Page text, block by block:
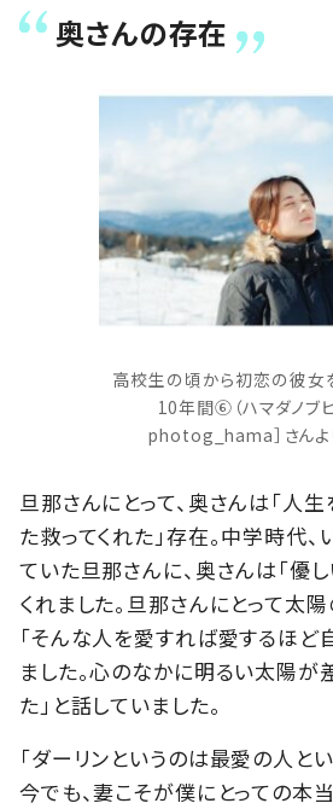
奥さんの存在
高校生の頃から初恋の彼女
10年間⑥（ハマダノブ
photog_hama］さんよ
旦那さんにとって、奥さんは「人生
た救ってくれた」存在。中学時代
ていた旦那さんに、奥さんは「優
くれました。旦那さんにとって太
「そんな人を愛すれば愛するほ
ました。心のなかに明るい太陽が
た」と話していました。
「ダーリンというのは最愛の人と
今でも、妻こそが僕にとっての本